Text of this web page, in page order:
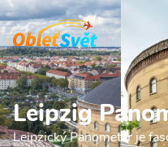
Leipzig
Leipzický Panometer je